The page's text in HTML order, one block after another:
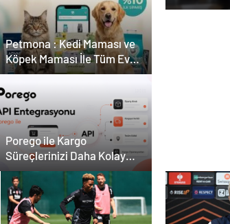
Petmona : Kedi Maması ve
Köpek Maması İle Tüm Evcil
Hayvan Ürünleri
Porego ile Kargo
Süreçlerinizi Daha Kolay
Yönetin
Karar